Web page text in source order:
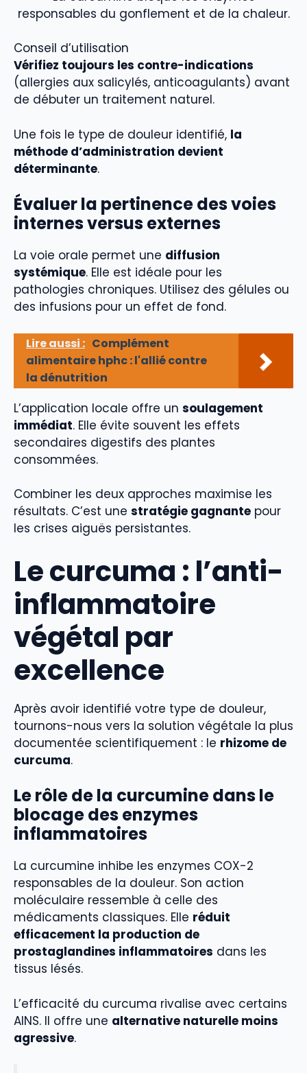
responsables du gonflement et de la chaleur.
Conseil d’utilisation
Vérifiez toujours les contre-indications
(allergies aux salicylés, anticoagulants) avant
de débuter un traitement naturel.
Une fois le type de douleur identifié, la
méthode d’administration devient
déterminante.
Évaluer la pertinence des voies
internes versus externes
La voie orale permet une diffusion
systémique. Elle est idéale pour les
pathologies chroniques. Utilisez des gélules ou
des infusions pour un effet de fond.
Lire aussi : Complément
alimentaire hphc : l'allié contre
la dénutrition
L’application locale offre un soulagement
immédiat. Elle évite souvent les effets
secondaires digestifs des plantes
consommées.
Combiner les deux approches maximise les
résultats. C’est une stratégie gagnante pour
les crises aiguës persistantes.
Le curcuma : l’anti-
inflammatoire
végétal par
excellence
Après avoir identifié votre type de douleur,
tournons-nous vers la solution végétale la plus
documentée scientifiquement : le rhizome de
curcuma.
Le rôle de la curcumine dans le
blocage des enzymes
inflammatoires
La curcumine inhibe les enzymes COX-2
responsables de la douleur. Son action
moléculaire ressemble à celle des
médicaments classiques. Elle réduit
efficacement la production de
prostaglandines inflammatoires dans les
tissus lésés.
L’efficacité du curcuma rivalise avec certains
AINS. Il offre une alternative naturelle moins
agressive.